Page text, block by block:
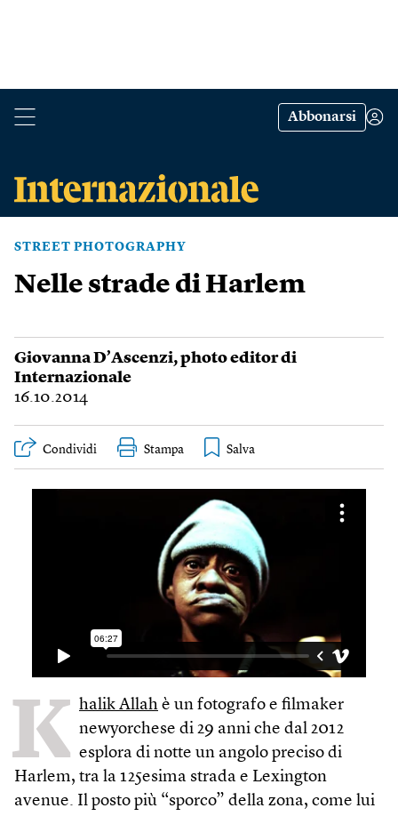
Abbonarsi
STREET PHOTOGRAPHY
Nelle strade di Harlem
Giovanna D’Ascenzi, photo editor di
Internazionale
16.10.2014
Condividi Stampa
K halik Allah è un fotografo e filmaker
newyorchese di 29 anni che dal 2012
esplora di notte un angolo preciso di
Harlem, tra la 125esima strada e Lexington
avenue. Il posto più “sporco” della zona, come lui